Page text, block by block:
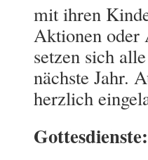
mit ihren
Aktionen oder
setzen sich
nächste Jahr.
herzlich
Gottesdienste: